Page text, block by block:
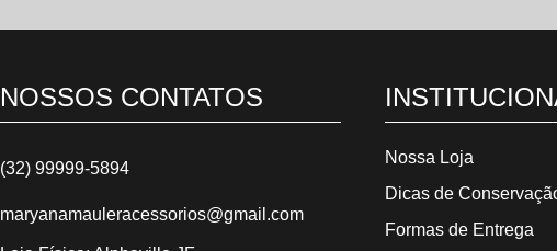
NOSSOS CONTATOS
(32) 99999-5894
maryanamauleracessorios@gmail.com
Nossa Loja
Dicas de
Formas de Entrega